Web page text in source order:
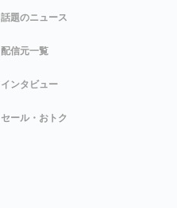
話題のニュース
配信元一覧
インタビュー
セール・おトク